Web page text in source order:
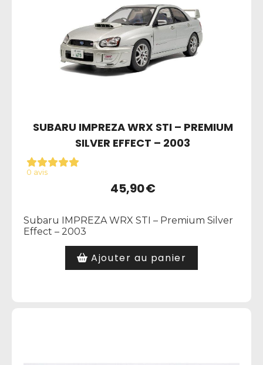
SUBARU IMPREZA WRX STI – PREMIUM
SILVER EFFECT – 2003
0 avis
45,90€
Subaru IMPREZA WRX STI – Premium Silver
Effect – 2003
Ajouter au panier